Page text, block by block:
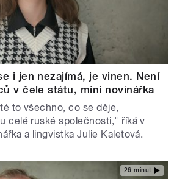
i jen nezajímá, je vinen. Není
v čele státu, míní novinářka
to všechno, co se děje,
celé ruské společnosti," říká v
a lingvistka Julie Kaletová.
26 minut